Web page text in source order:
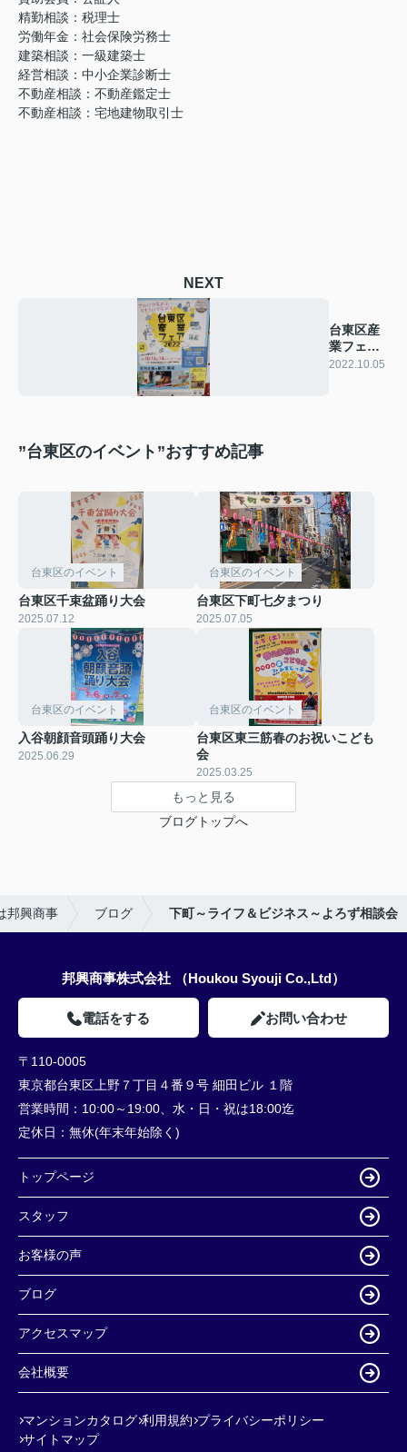
精勤相談：税理士
労働年金：社会保険労務士
建築相談：一級建築士
経営相談：中小企業診断士
不動産相談：不動産鑑定士
不動産相談：宅地建物取引士
NEXT
台東区産
業フェア
2022
2022.10.05
”台東区のイベント”おすすめ記事
台東区のイベント
台東区千束盆踊り大会
2025.07.12
台東区のイベント
台東区下町七夕まつり
2025.07.05
台東区のイベント
入谷朝顔音頭踊り大会
2025.06.29
台東区のイベント
台東区東三筋春のお祝いこども
会
2025.03.25
もっと見る
ブログトップへ
邦興商事 ブログ 下町～ライフ＆ビジネス～よろず相談会
邦興商事株式会社 （Houkou Syouji Co.,Ltd）
電話をする お問い合わせ
〒110-0005
東京都台東区上野７丁目４番９号 細田ビル １階
営業時間： 10:00～19:00、水・日・祝は18:00迄
定休日： 無休(年末年始除く)
トップページ
スタッフ
お客様の声
ブログ
アクセスマップ
会社概要
マンションカタログ 利用規約 プライバシーポリシー
サイトマップ